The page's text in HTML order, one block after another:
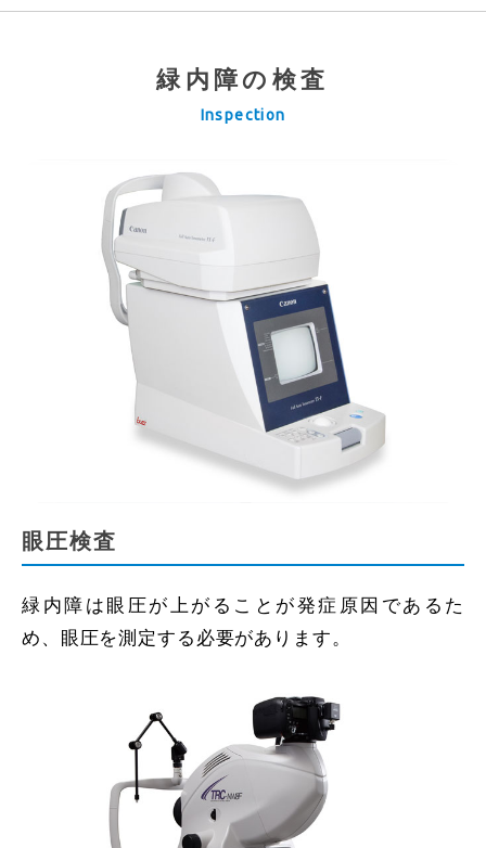
緑内障の検査
Inspection
眼圧検査
緑内障は眼圧が上がることが発症原因であるた
め、眼圧を測定する必要があります。